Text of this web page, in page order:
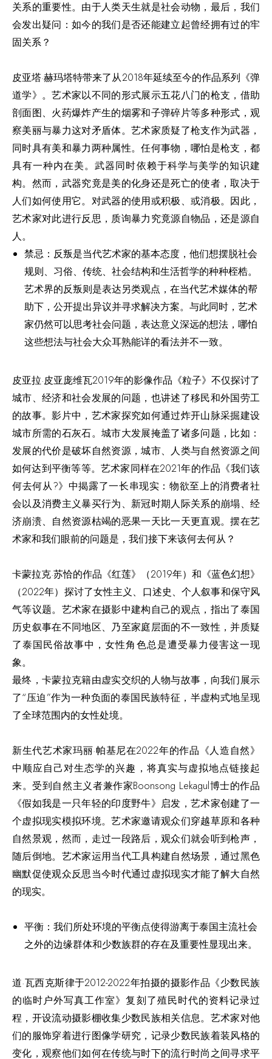
关系的重要性。由于人类天生就是社会动物，最后，我们
会发出疑问：如今的我们是否还能建立起曾经拥有过的牢
固关系？
皮亚塔·赫玛塔特带来了从2018年延续至今的作品系列《弹
道学》。艺术家以不同的形式展示五花八门的枪支，借助
剖面图、火药爆炸产生的烟雾和子弹碎片等多种形式，观
察美丽与暴力这对矛盾体。艺术家质疑了枪支作为武器，
同时具有美和暴力两种属性。任何事物，哪怕是枪支，都
具有一种内在美。武器同时依赖于科学与美学的知识建
构。然而，武器究竟是美的化身还是死亡的使者，取决于
人们如何使用它。对武器的使用或积极、或消极。因此，
艺术家对此进行反思，质询暴力究竟源自物品，还是源自
人。
禁忌：反叛是当代艺术家的基本态度，他们想摆脱社会
规则、习俗、传统、社会结构和生活哲学的种种桎梏。
艺术界的反叛则是表达另类观点，在当代艺术媒体的帮
助下，公开提出异议并寻求解决方案。与此同时，艺术
家仍然可以思考社会问题，表达意义深远的想法，哪怕
这些想法与社会大众耳熟能详的看法并不一致。
皮亚拉·皮亚庞维瓦2019年的影像作品《粒子》不仅探讨了
城市、经济和社会发展的问题，也讲述了移民和外国劳工
的故事。影片中，艺术家探究如何通过炸开山脉采掘建设
城市所需的石灰石。城市大发展掩盖了诸多问题，比如：
发展的代价是破坏自然资源，城市、人类与自然资源之间
如何达到平衡等等。艺术家同样在2021年的作品《我们该
何去何从?》中揭露了一长串现实：物欲至上的消费者社
会以及消费主义暴买行为、新冠时期人际关系的崩塌、经
济崩溃、自然资源枯竭的恶果一天比一天更直观。摆在艺
术家和我们眼前的问题是，我们接下来该何去何从？
卡蒙拉克·苏恰的作品《红莲》（2019年）和《蓝色幻想》
（2022年）探讨了女性主义、口述史、个人叙事和保守风
气等议题。艺术家在摄影中建构自己的观点，指出了泰国
历史叙事在不同地区、乃至家庭层面的不一致性，并质疑
了泰国民俗故事中，女性角色总是遭受暴力侵害这一现
象。
最终，卡蒙拉克籍由虚实交织的人物与故事，向我们展示
了“压迫”作为一种负面的泰国民族特征，半虚构式地呈现
了全球范围内的女性处境。
新生代艺术家玛丽·帕基尼在2022年的作品《人造自然》
中顺应自己对生态学的兴趣，将真实与虚拟地点链接起
来。受到自然主义者兼作家Boonsong Lekagul博士的作品
《假如我是一只年轻的印度野牛》启发，艺术家创建了一
个虚拟现实模拟环境。艺术家邀请观众们穿越草原和各种
自然景观，然而，走过一段路后，观众们就会听到枪声，
随后倒地。艺术家运用当代工具构建自然场景，通过黑色
幽默促使观众反思当今时代通过虚拟现实才能了解大自然
的现实。
平衡：我们所处环境的平衡点使得游离于泰国主流社会
之外的边缘群体和少数族群的存在及重要性显现出来。
道·瓦西克斯律于2012-2022年拍摄的摄影作品《少数民族
的临时户外写真工作室》复刻了殖民时代的资料记录过
程，开设流动摄影棚收集少数民族相关信息。艺术家对他
们的服饰穿着进行图像学研究，记录少数民族着装风格的
变化，观察他们如何在传统与时下的流行时尚之间寻求平